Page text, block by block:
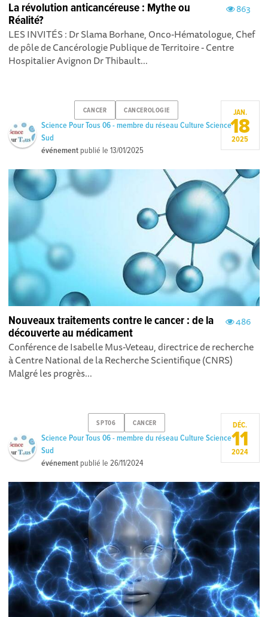
863
La révolution anticancéreuse : Mythe ou
Réalité?
LES INVITÉS : Dr Slama Borhane, Onco-Hématologue, Chef
de pôle de Cancérologie Publique de Territoire - Centre
Hospitalier Avignon Dr Thibault...
CANCER CANCEROLOGIE
Science Pour Tous 06 - membre du réseau Culture Science
Sud
événement publié le13/01/2025
JAN.
18
2025
486
Nouveaux traitements contre le cancer : de la
découverte au médicament
Conférence de Isabelle Mus-Veteau, directrice de recherche
à Centre National de la Recherche Scientifique (CNRS)
Malgré les progrès...
SPT06 CANCER
Science Pour Tous 06 - membre du réseau Culture Science
Sud
événement publié le26/11/2024
DÉC.
11
2024